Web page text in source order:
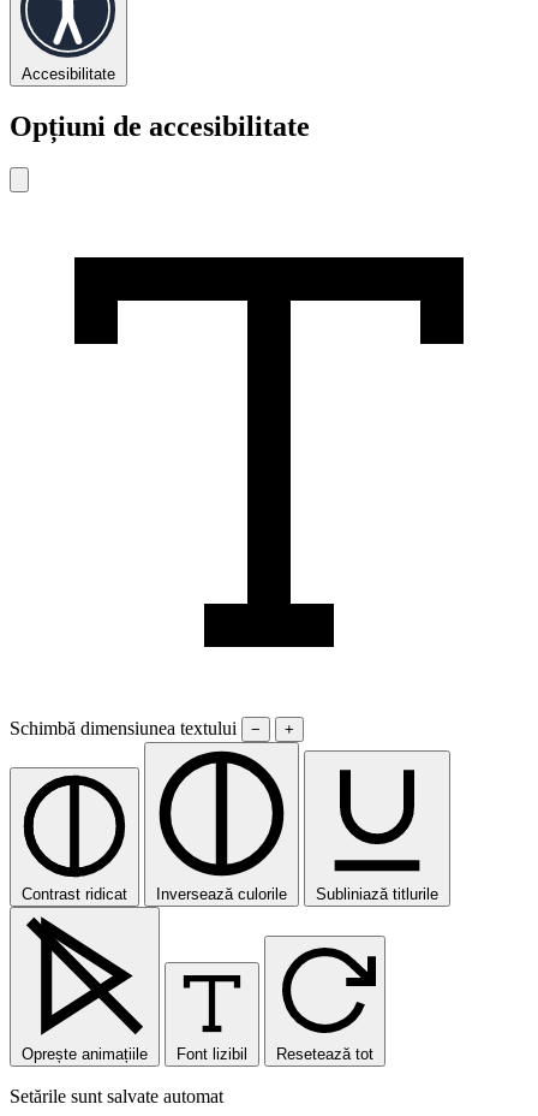
Accesibilitate
Opțiuni de accesibilitate
Schimbă dimensiunea textului − +
Contrast ridicat Inversează culorile Subliniază titlurile
Oprește animațiile Font lizibil Resetează tot
Setările sunt salvate automat